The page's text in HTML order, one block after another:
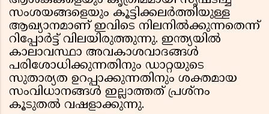
സംശയങ്ങളെയും കൂട്ടിക്കലർത്തിയുള്ള
ആഖ്യാനമാണ് ഇവിടെ നിലനിൽക്കുന്നതെന്ന്
റിപ്പോർട്ട് വിലയിരുത്തുന്നു. ഇന്ത്യയിൽ
കാലാവസ്ഥാ അവകാശവാദങ്ങൾ
പരിശോധിക്കുന്നതിനും ഡാറ്റയുടെ
സുതാര്യത ഉറപ്പാക്കുന്നതിനും ശക്തമായ
സംവിധാനങ്ങൾ ഇല്ലാത്തത് പ്രശ്നം
കൂടുതൽ വഷളാക്കുന്നു.